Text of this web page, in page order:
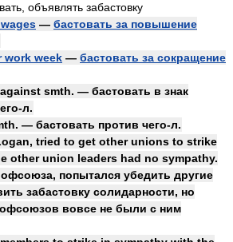
объявлять забастовку
— бастовать за повышение
work week — бастовать за сокращение
smth. — бастовать в знак
л.
— бастовать против чего-л.
tried to get other unions to strike
other union leaders had no sympathy.
попытался убедить другие
забастовку солидарности, но
вовсе не были с ним